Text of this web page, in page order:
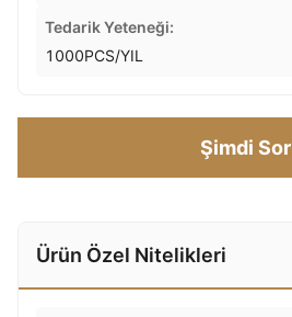
Tedarik Yeteneği:
1000PCS/YIL
Şimdi Sor
Ürün Özel Nitelikleri